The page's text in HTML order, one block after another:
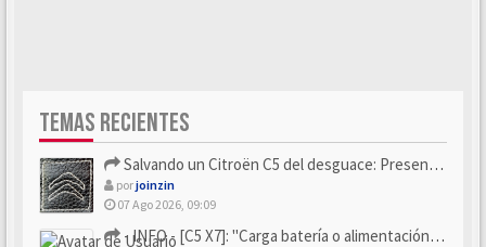
TEMAS RECIENTES
Salvando un Citroën C5 del desguace: Presentación y seguimiento
porjoinzin
07 Ago 2026, 09:09
- INFO - [C5 X7]: "Carga batería o alimentación eléctri...